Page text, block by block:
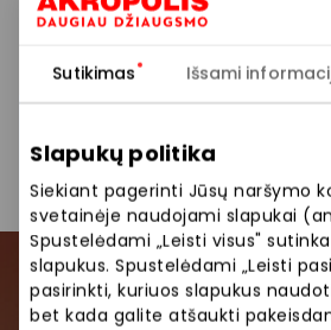
Sutikimas Išsami
Slapukų politika
Siekiant pagerinti Jūsų naršymo
svetainėje naudojami slapukai
Spustelėdami „Leisti visus"
slapukus. Spustelėdami „Leisti
pasirinkti, kuriuos slapukus
bet kada galite atšaukti
Paslauga nemokama.
Prisijunkite